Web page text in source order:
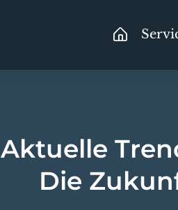
Aktuelle
Die